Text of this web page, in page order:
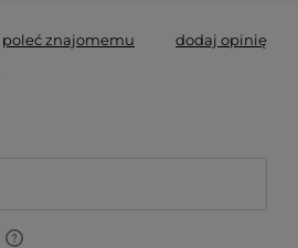
poleć znajomemu
dodaj opinię